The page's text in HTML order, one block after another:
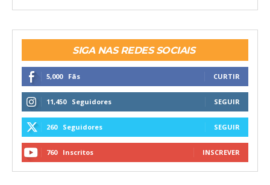
SIGA NAS REDES SOCIAIS
5,000 Fãs CURTIR
11,450 Seguidores SEGUIR
260 Seguidores SEGUIR
760 Inscritos INSCREVER